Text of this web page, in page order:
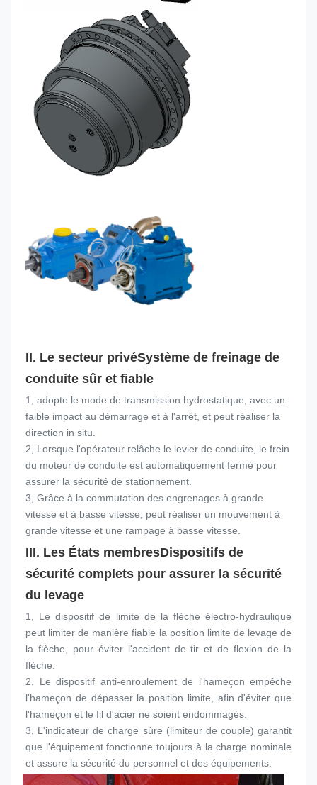
II. Le secteur privéSystème de freinage de
conduite sûr et fiable
1, adopte le mode de transmission hydrostatique, avec un
faible impact au démarrage et à l'arrêt, et peut réaliser la
direction in situ.
2, Lorsque l'opérateur relâche le levier de conduite, le frein
du moteur de conduite est automatiquement fermé pour
assurer la sécurité de stationnement.
3, Grâce à la commutation des engrenages à grande
vitesse et à basse vitesse, peut réaliser un mouvement à
grande vitesse et une rampage à basse vitesse.
III. Les États membresDispositifs de
sécurité complets pour assurer la sécurité
du levage
1, Le dispositif de limite de la flèche électro-hydraulique
peut limiter de manière fiable la position limite de levage de
la flèche, pour éviter l'accident de tir et de flexion de la
flèche.
2, Le dispositif anti-enroulement de l'hameçon empêche
l'hameçon de dépasser la position limite, afin d'éviter que
l'hameçon et le fil d'acier ne soient endommagés.
3, L'indicateur de charge sûre (limiteur de couple) garantit
que l'équipement fonctionne toujours à la charge nominale
et assure la sécurité du personnel et des équipements.